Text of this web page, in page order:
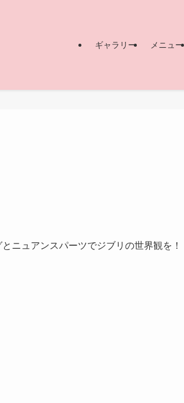
ギャラリー メニュー
ニュアンスパーツでジブリの世界観を！